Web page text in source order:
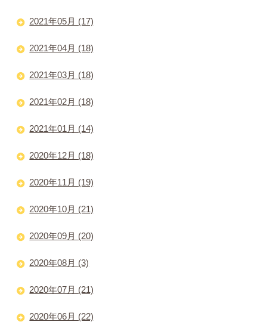
2021年05月 (17)
2021年04月 (18)
2021年03月 (18)
2021年02月 (18)
2021年01月 (14)
2020年12月 (18)
2020年11月 (19)
2020年10月 (21)
2020年09月 (20)
2020年08月 (3)
2020年07月 (21)
2020年06月 (22)